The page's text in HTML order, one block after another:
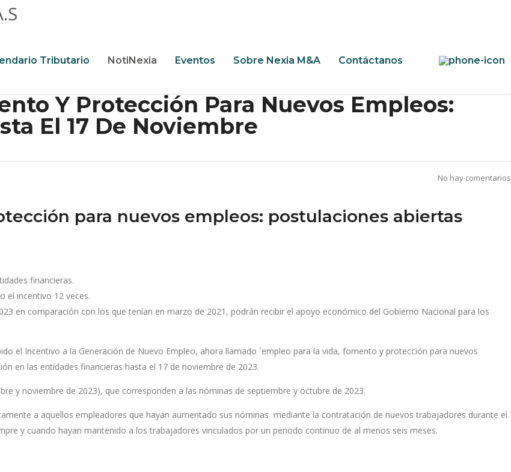
Tributario NotiNexia Eventos Sobre Nexia M&A Contáctanos
Y Protección Para Nuevos Empleos:
El 17 De Noviembre
No hay comentarios
para nuevos empleos: postulaciones abiertas
financieras.
el incentivo 12 veces.
en comparación con los que tenían en marzo de 2021, podrán recibir el apoyo económico del Gobierno Nacional para los
el Incentivo a la Generación de Nuevo Empleo, ahora llamado ´empleo para la vida, fomento y protección para nuevos
en las entidades financieras hasta el 17 de noviembre de 2023.
y noviembre de 2023), que corresponden a las nóminas de septiembre y octubre de 2023.
a aquellos empleadores que hayan aumentado sus nóminas mediante la contratación de nuevos trabajadores durante el
y cuando hayan mantenido a los trabajadores vinculados por un periodo continuo de al menos seis meses.